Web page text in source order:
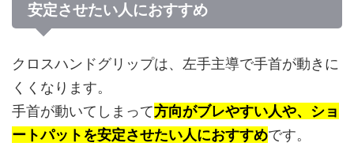
安定させたい人におすすめ
クロスハンドグリップは、左手主導で手首が動きに
くくなります。
手首が動いてしまって方向がブレやすい人や、ショ
ートパットを安定させたい人におすすめです。